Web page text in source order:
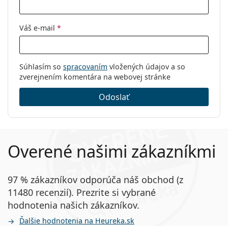
Kód:
Váš e-mail *
Súhlasím so spracovaním vložených údajov a so
zverejnením komentára na webovej stránke
Odoslať
Overené našimi zákazníkmi
97 % zákazníkov odporúča náš obchod (z
11480 recenzií). Prezrite si vybrané
hodnotenia našich zákazníkov.
Ďalšie hodnotenia na Heureka.sk